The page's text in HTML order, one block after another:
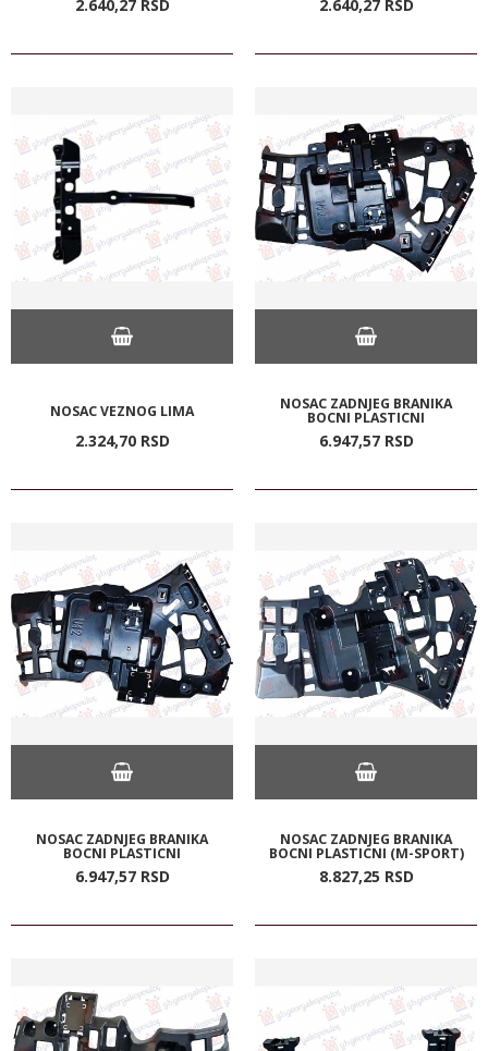
2.640,27 RSD 2.640,27 RSD
NOSAC VEZNOG LIMA
2.324,70 RSD
NOSAC ZADNJEG BRANIKA
BOCNI PLASTICNI
6.947,57 RSD
NOSAC ZADNJEG BRANIKA
BOCNI PLASTICNI
6.947,57 RSD
NOSAC ZADNJEG BRANIKA
BOCNI PLASTICNI (M-SPORT)
8.827,25 RSD